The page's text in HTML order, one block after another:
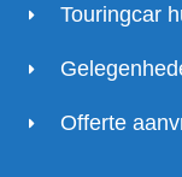
Touringcar
Offerte